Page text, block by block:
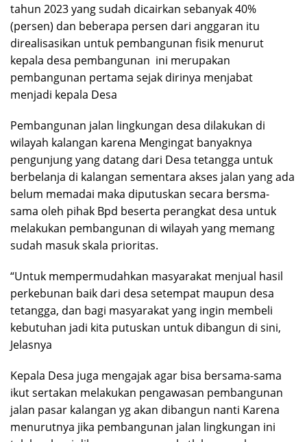
tahun 2023 yang sudah dicairkan sebanyak 40%
(persen) dan beberapa persen dari anggaran itu
direalisasikan untuk pembangunan fisik menurut
kepala desa pembangunan ini merupakan
pembangunan pertama sejak dirinya menjabat
menjadi kepala Desa
Pembangunan jalan lingkungan desa dilakukan di
wilayah kalangan karena Mengingat banyaknya
pengunjung yang datang dari Desa tetangga untuk
berbelanja di kalangan sementara akses jalan yang ada
belum memadai maka diputuskan secara bersma-
sama oleh pihak Bpd beserta perangkat desa untuk
melakukan pembangunan di wilayah yang memang
sudah masuk skala prioritas.
“Untuk mempermudahkan masyarakat menjual hasil
perkebunan baik dari desa setempat maupun desa
tetangga, dan bagi masyarakat yang ingin membeli
kebutuhan jadi kita putuskan untuk dibangun di sini,
Jelasnya
Kepala Desa juga mengajak agar bisa bersama-sama
ikut sertakan melakukan pengawasan pembangunan
jalan pasar kalangan yg akan dibangun nanti Karena
menurutnya jika pembangunan jalan lingkungan ini